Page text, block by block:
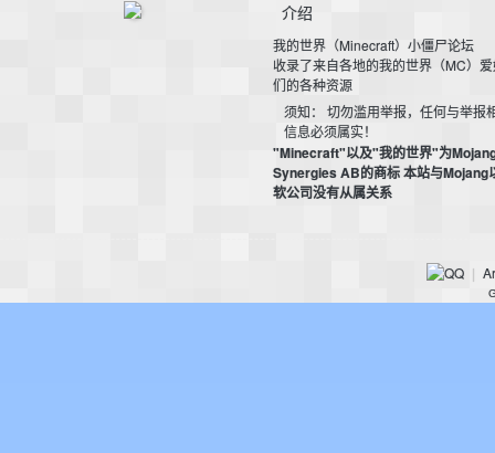
介绍
我的世界（Minecraft）小僵尸论坛
收录了来自各地的我的世界（MC）
们的各种资源
须知： 切勿滥用举报，任何与举报
信息必须属实！
"Minecraft"以及"我的世界"为
Synergies AB的商标 本站与Mojang
软公司没有从属关系